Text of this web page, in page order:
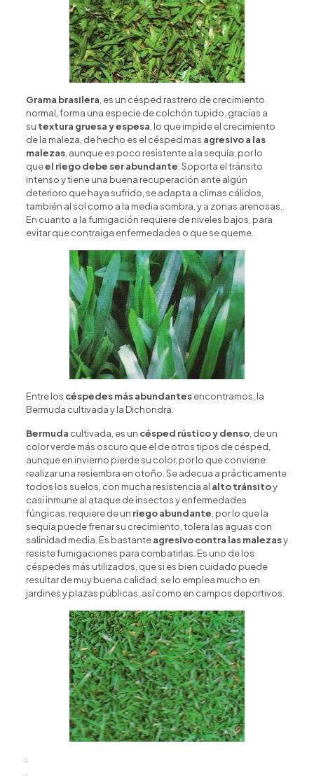
Grama brasilera , es un césped rastrero de crecimiento
normal, forma una especie de colchón tupido, gracias a
su textura gruesa y espesa , lo que impide el crecimiento
de la maleza, de hecho es el césped mas agresivo a las
malezas, aunque es poco resistente a la sequía, por lo
queel riego debe ser abundante . Soporta el tránsito
intenso y tiene una buena recuperación ante algún
deterioro que haya sufrido, se adapta a climas cálidos,
también al sol como a la media sombra, y a zonas arenosas.
En cuanto a la fumigación requiere de niveles bajos, para
evitar que contraiga enfermedades o que se queme.
Entre los céspedes más abundantesencontramos, la
Bermuda cultivada y la Dichondra.
Bermuda cultivada, es un césped rústico y denso, de un
color verde más oscuro que el de otros tipos de césped,
aunque en invierno pierde su color, por lo que conviene
realizar una resiembra en otoño. Se adecua a prácticamente
todos los suelos, con mucha resistencia al alto tránsitoy
casi inmune al ataque de insectos y enfermedades
fúngicas, requiere de un riego abundante , por lo que la
sequía puede frenar su crecimiento, tolera las aguas con
salinidad media. Es bastanteagresivo contra las malezasy
resiste fumigaciones para combatirlas. Es uno de los
céspedes más utilizados, que si es bien cuidado puede
resultar de muy buena calidad, se lo emplea mucho en
jardines y plazas públicas, así como en campos deportivos.